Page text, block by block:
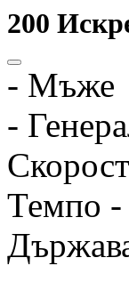
200
- Мъже
-
Скорост
Темпо